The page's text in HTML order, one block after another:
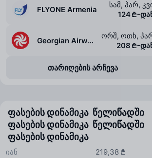
FLYONE Armenia
სამ, პარ,
124 ₾-
Georgian Airways
ორშ, ოთხ,
208 ₾-
თარიღების არჩევა
ფასების დინამიკა წელიწადში
ფასების დინამიკა წელიწადში
ფასების დინამიკა
219,38 ₾
იან